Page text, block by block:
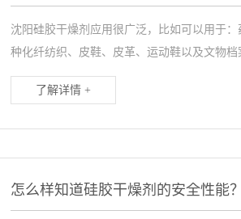
沈阳硅胶干燥剂应用很广泛，比如可以用于
种化纤纺织、皮鞋、皮革、运动鞋以及文物
了解详情 +
怎么样知道硅胶干燥剂的安全性能？